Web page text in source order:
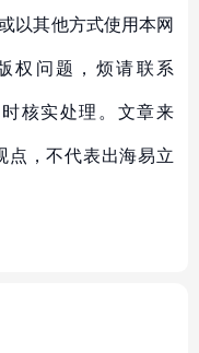
以其他方式使用本网
权问题，烦请联系
核实处理。文章来
点，不代表出海易立